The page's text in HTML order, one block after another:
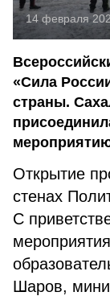
14 февраля
«Сила
страны.
Открытие
стенах
С
Шаров,